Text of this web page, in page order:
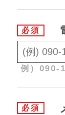
必須
例）090-
必須